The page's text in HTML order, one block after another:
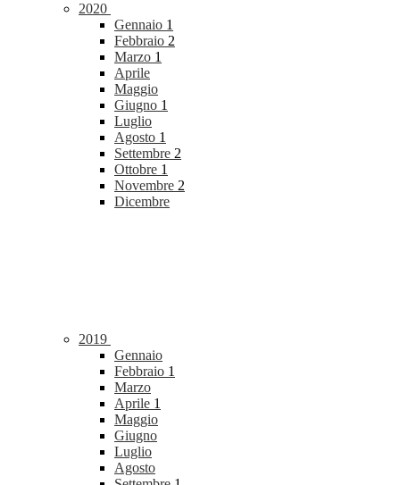
2020
Gennaio 1
Febbraio 2
Marzo 1
Aprile
Maggio
Giugno 1
Luglio
Agosto 1
Settembre 2
Ottobre 1
Novembre 2
Dicembre
2019
Gennaio
Febbraio 1
Marzo
Aprile 1
Maggio
Giugno
Luglio
Agosto